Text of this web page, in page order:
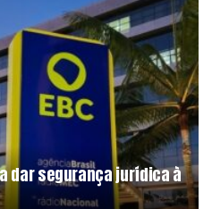
dar segurança jurídica à